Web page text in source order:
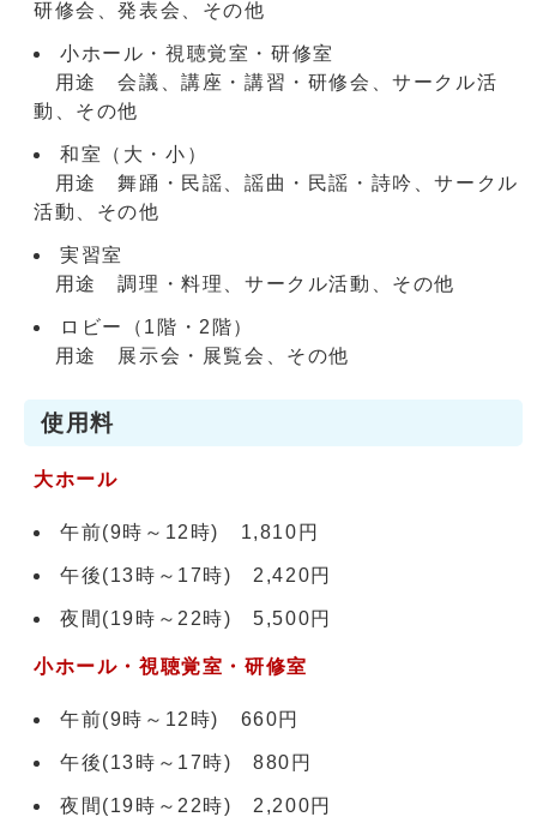
研修会、発表会、その他
小ホール・視聴覚室・研修室
用途 会議、講座・講習・研修会、サークル活
動、その他
和室（大・小）
用途 舞踊・民謡、謡曲・民謡・詩吟、サークル
活動、その他
実習室
用途 調理・料理、サークル活動、その他
ロビー（1階・2階）
用途 展示会・展覧会、その他
使用料
大ホール
午前(9時～12時) 1,810円
午後(13時～17時) 2,420円
夜間(19時～22時) 5,500円
小ホール・視聴覚室・研修室
午前(9時～12時) 660円
午後(13時～17時) 880円
夜間(19時～22時) 2,200円